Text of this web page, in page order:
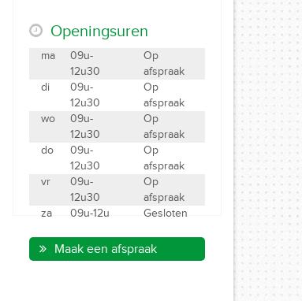
Openingsuren
ma
09u-
12u30
Op
afspraak
di
09u-
12u30
Op
afspraak
wo
09u-
12u30
Op
afspraak
do
09u-
12u30
Op
afspraak
vr
09u-
12u30
Op
afspraak
za
09u-12u Gesloten
Maak een afspraak